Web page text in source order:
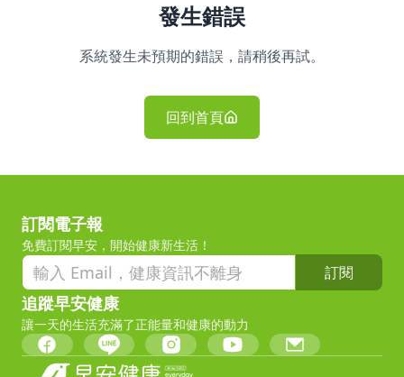
發生錯誤
系統發生未預期的錯誤，請稍後再試。
回到首頁
訂閱電子報
免費訂閱早安，開始健康新生活！
訂閱
追蹤早安健康
讓一天的生活充滿了正能量和健康的動力